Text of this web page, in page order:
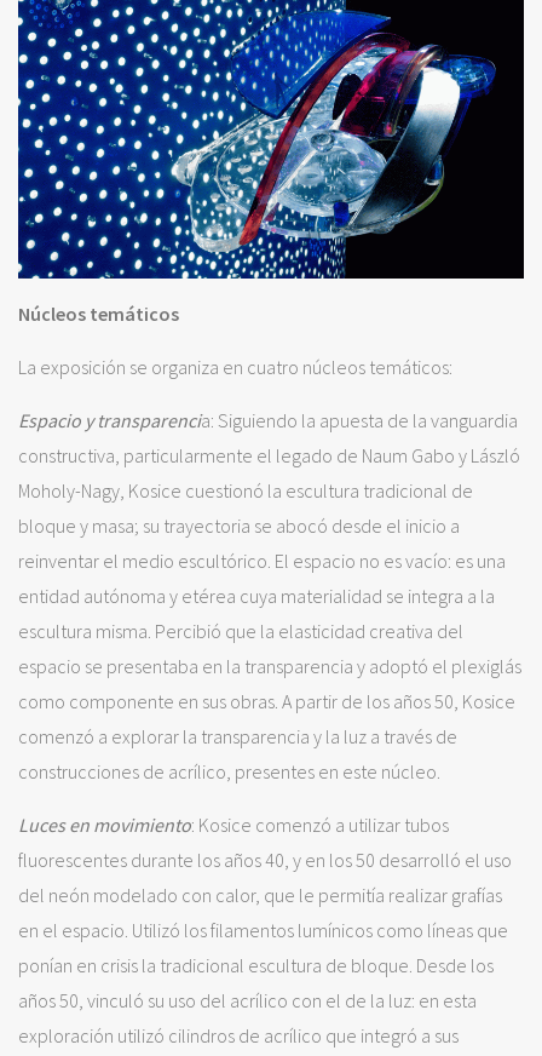
Núcleos temáticos
La exposición se organiza en cuatro núcleos temáticos:
Espacio y transparencia: Siguiendo la apuesta de la vanguardia
constructiva, particularmente el legado de Naum Gabo y László
Moholy-Nagy, Kosice cuestionó la escultura tradicional de
bloque y masa; su trayectoria se abocó desde el inicio a
reinventar el medio escultórico. El espacio no es vacío: es una
entidad autónoma y etérea cuya materialidad se integra a la
escultura misma. Percibió que la elasticidad creativa del
espacio se presentaba en la transparencia y adoptó el plexiglás
como componente en sus obras. A partir de los años 50, Kosice
comenzó a explorar la transparencia y la luz a través de
construcciones de acrílico, presentes en este núcleo.
Luces en movimiento: Kosice comenzó a utilizar tubos
fluorescentes durante los años 40, y en los 50 desarrolló el uso
del neón modelado con calor, que le permitía realizar grafías
en el espacio. Utilizó los filamentos lumínicos como líneas que
ponían en crisis la tradicional escultura de bloque. Desde los
años 50, vinculó su uso del acrílico con el de la luz: en esta
exploración utilizó cilindros de acrílico que integró a sus